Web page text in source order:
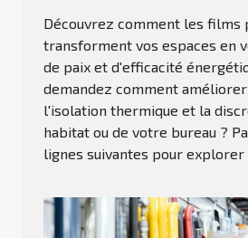
Découvrez comment les films
transforment vos espaces en
de paix et d'efficacité
demandez comment
l'isolation thermique et la
habitat ou de votre bureau ?
lignes suivantes pour explorer